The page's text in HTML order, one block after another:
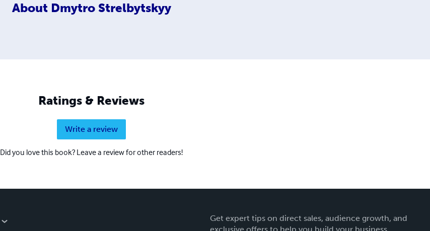
About Dmytro Strelbytskyy
Ratings & Reviews
Write a review
Did you love this book? Leave a review for other readers!
Get expert tips on direct sales, audience growth, and